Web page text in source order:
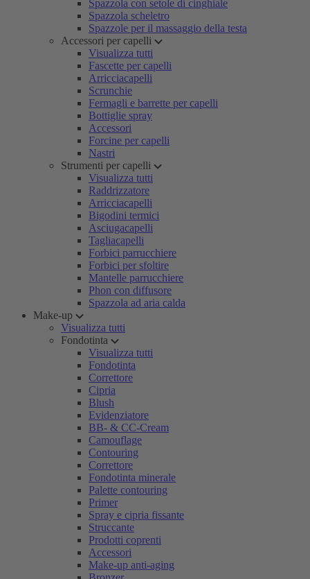
Spazzola con setole di cinghiale
Spazzola scheletro
Spazzole per il massaggio della testa
Accessori per capelli
Visualizza tutti
Fascette per capelli
Arricciacapelli
Scrunchie
Fermagli e barrette per capelli
Bottiglie spray
Accessori
Forcine per capelli
Nastri
Strumenti per capelli
Visualizza tutti
Raddrizzatore
Arricciacapelli
Bigodini termici
Asciugacapelli
Tagliacapelli
Forbici parrucchiere
Forbici per sfoltire
Mantelle parrucchiere
Phon con diffusore
Spazzola ad aria calda
Make-up
Visualizza tutti
Fondotinta
Visualizza tutti
Fondotinta
Correttore
Cipria
Blush
Evidenziatore
BB- & CC-Cream
Camouflage
Contouring
Correttore
Fondotinta minerale
Palette contouring
Primer
Spray e cipria fissante
Struccante
Prodotti coprenti
Accessori
Make-up anti-aging